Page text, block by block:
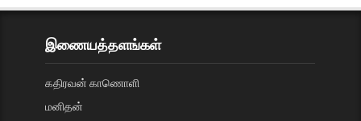
இணையத்தளங்கள்
கதிரவன் காணொளி
மனிதன்